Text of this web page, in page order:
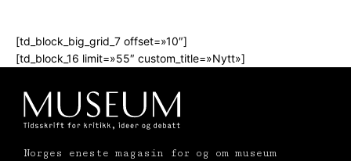
[td_block_big_grid_7 offset=»10″]
[td_block_16 limit=»55″ custom_title=»Nytt»]
Norges eneste magasin for og om museum